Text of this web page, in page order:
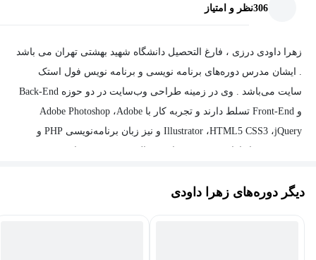
306نظر و امتیاز
زهرا داودی درزی ، فارغ التحصیل دانشگاه شهید بهشتی تهران می باشد
. ایشان مدرس دوره‌های برنامه نویسی و برنامه نویس فول استک
سایت می‌باشد . وی در زمینه طراحی وب‌سایت در دو حوزه Back-End
و Front-End تسلط دارند و تجربه کار با Adobe Photoshop ،Adobe
Illustrator ،HTML5 CSS3 ،jQuery و نیز زبان برنامه‌نویسی PHP و
برنامه‌نویسی Laravel بصورت فول استک، برنامه‌نویسی وردپرس،دیگر دوره‌های زهرا داودی